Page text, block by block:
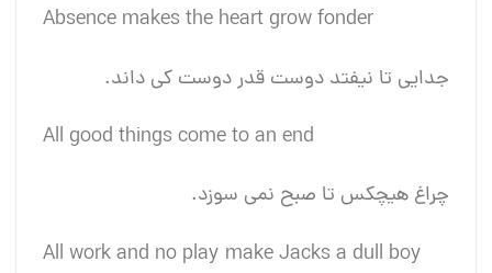
Absence makes the heart grow fonder
جدایی تا نیفتد دوست قدر دوست کی داند.
All good things come to an end
چراغ هیچکس تا صبح نمی سوزد.
All work and no play make Jacks a dull boy